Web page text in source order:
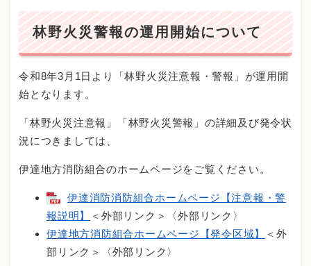
林野火災警報の運用開始について
​令和8年3月1日より「林野火災注意報・警報」が運用開
始となります。
「林野火災注意報」「林野火災警報」の詳細及び発令状
況につきましては、
伊達地方消防組合のホームページをご覧ください。
伊達消防消防組合ホームページ【注意報・警
報説明】
＜外部リンク＞
〈外部リンク〉
伊達地方消防組合ホームページ【発令区域】
＜外
部リンク＞
〈外部リンク〉